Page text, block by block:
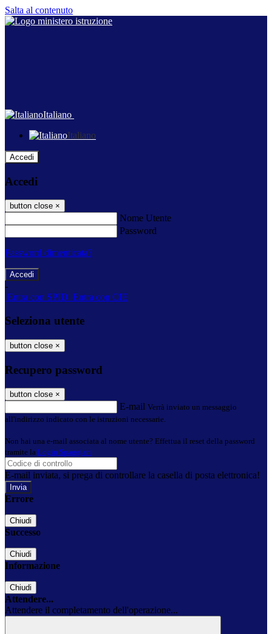
Salta al contenuto
Italiano
Italiano
Accedi
Accedi
button close ×
Nome Utente
Password
Password dimenticata?
-
Entra con SPID Entra con CIE
Seleziona utente
button close ×
Recupero password
button close ×
E-mail Verrà inviato un messaggio
all'indirizzo indicato con le istruzioni necessarie.
Non hai una e-mail associata al nome utente? Effettua il reset della password
tramite la Login Spaggiari
E-mail inviata, si prega di controllare la casella di posta elettronica!
Errore
Chiudi
Successo
Chiudi
Informazione
Chiudi
Attendere...
Attendere il completamento dell'operazione...